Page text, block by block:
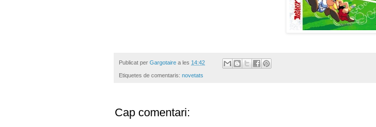
Publicat per Gargotaire a les 14:42
Etiquetes de comentaris: novetats
Cap comentari: